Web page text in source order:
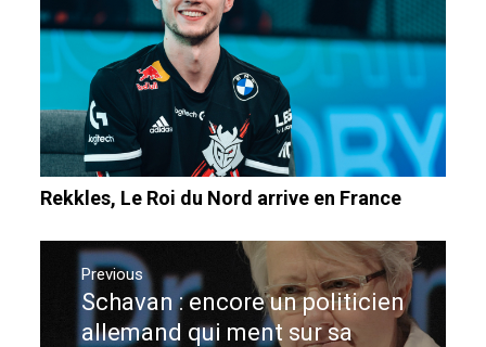
Rekkles, Le Roi du Nord arrive en France
Navigation
l’article
Previous
Previous
post:
Schavan : encore un politicien
allemand qui ment sur sa